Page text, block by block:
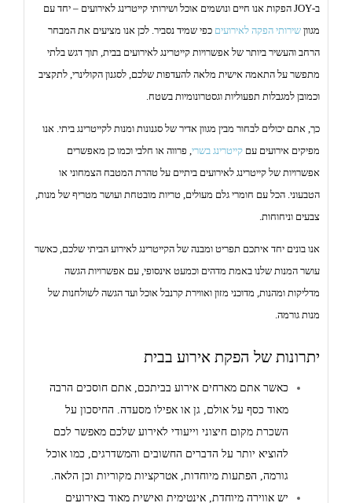
ב-JOY הפקות אנו חיים ונושמים אוכל ושירותי קייטרינג לאירועים – יחד עם
מגוון שירותי הפקה לאירועים כפי שמיד נסביר. לכן אנו מציעים את המבחר
הרחב והעשיר ביותר של אפשרויות קייטרינג לאירועים בבית, תוך דגש בלתי
מתפשר על התאמה אישית מלאה להעדפות שלכם, לסגנון הקולינרי, לתקציב
וכמובן למגבלות תפעוליות וגסטרונומיות בשטח.
כך, אתם יכולים לבחור מבין מגוון אדיר של סגנונות ומנות לקייטרינג ביתי. אנו
מפיקים אירועים עם קייטרינג בשרי, פרווה או חלבי וכמו כן מאפשרים
אפשרויות של קייטרינג לאירועים ביתיים על טהרת המטבח הצמחוני או
הטבעוני. הכל עם חומרי גלם מעולים, טריות מובטחת ועושר מטריף של מנות,
צבעים וניחוחות.
אנו בונים יחד איתכם תפריט ומבנה של הקייטרינג לאירוע הביתי שלכם, כאשר
עושר המנות שלנו באמת מדהים וכמעט אינסופי, עם אפשרויות הגשה
מדליקות ומהנות, מדוכני מזון ואווירת קרנבל אוכל ועד הגשה לשולחנות של
מנות גורמה.
יתרונות של הפקת אירוע בבית
כאשר אתם מארחים אירוע בביתכם, אתם חוסכים הרבה
מאוד כסף על אולם, גן או אפילו מסעדה. החיסכון על
השכרת מקום חיצוני וייעודי לאירוע שלכם מאפשר לכם
להוציא יותר על הדברים החשובים והמשדרגים, כמו אוכל
גורמה, הפתעות מיוחדות, אטרקציות מקוריות וכן הלאה.
יש אווירה מיוחדת, אינטימית ואישית מאוד באירועים